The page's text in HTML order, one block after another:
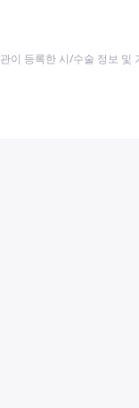
이 등록한 시/수술 정보 및